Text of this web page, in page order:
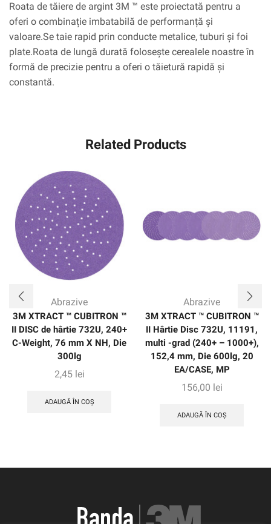
Roata de tăiere de argint 3M ™ este proiectată pentru a
oferi o combinație imbatabilă de performanță și
valoare.Se taie rapid prin conducte metalice, tuburi și foi
plate.Roata de lungă durată folosește cerealele noastre în
formă de precizie pentru a oferi o tăietură rapidă și
constantă.
Related Products
Abrazive
3M XTRACT ™ CUBITRON ™
II DISC de hârtie 732U, 240+
C-Weight, 76 mm X NH, Die
300lg
2,45 lei
ADAUGĂ ÎN COȘ
Abrazive
3M XTRACT ™ CUBITRON ™
II Hârtie Disc 732U, 11191,
multi -grad (240+ – 1000+),
152,4 mm, Die 600lg, 20
EA/CASE, MP
156,00 lei
ADAUGĂ ÎN COȘ